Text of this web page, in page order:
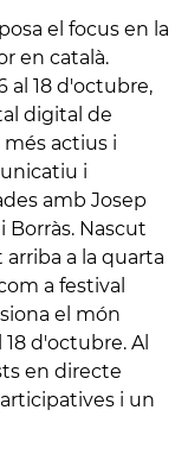
el focus en la
en català.
al 18 d'octubre,
digital de
més actius i
i
amb Josep
Borràs. Nascut
arriba a la quarta
a festival
el món
d'octubre. Al
en directe
i un